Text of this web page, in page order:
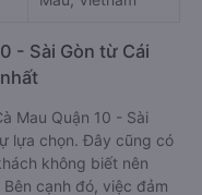
- Sài Gòn từ Cái
Mau Quận 10 - Sài
lựa chọn. Đây cũng có
không biết nên
cạnh đó, việc đảm